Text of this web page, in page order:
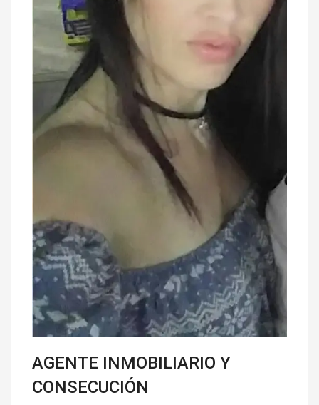
AGENTE INMOBILIARIO Y
CONSECUCIÓN